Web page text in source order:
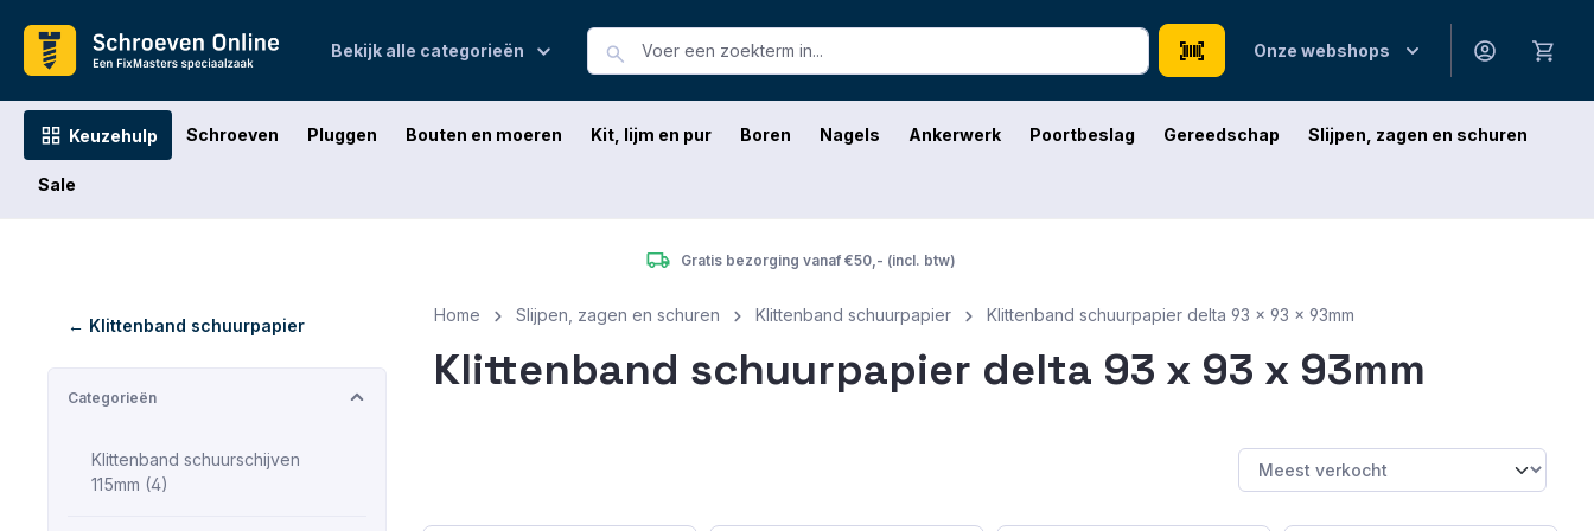
Bekijk alle categorieën
Onze webshops
Keuzehulp Schroeven Pluggen Bouten en moeren Kit, lijm en pur Boren Nagels Ankerwerk Poortbeslag Gereedschap Slijpen, zagen en schuren
Sale
Gratis bezorging vanaf €50,- (incl. btw)
← Klittenband schuurpapier
Categorieën
Klittenband schuurschijven
115mm (4)
Home Slijpen, zagen en schuren Klittenband schuurpapier Klittenband schuurpapier delta 93 x 93 x 93mm
Klittenband schuurpapier delta 93 x 93 x 93mm